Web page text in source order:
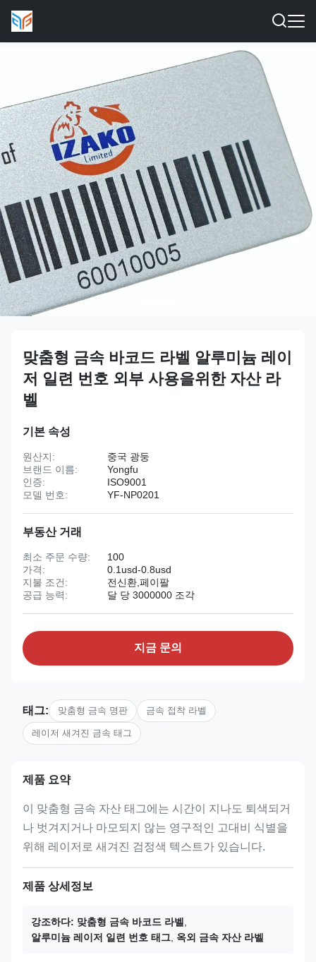
맞춤형 금속 바코드 라벨 알루미늄 레이
저 일련 번호 외부 사용을위한 자산 라
벨
기본 속성
원산지:
중국 광둥
브랜드 이름:
Yongfu
인증:
ISO9001
모델 번호:
YF-NP0201
부동산 거래
최소 주문 수량:
100
가격:
0.1usd-0.8usd
지불 조건:
전신환,페이팔
공급 능력:
달 당 3000000 조각
지금 문의
태그: 맞춤형 금속 명판 금속 접착 라벨
레이저 새겨진 금속 태그
제품 요약
이 맞춤형 금속 자산 태그에는 시간이 지나도 퇴색되거
나 벗겨지거나 마모되지 않는 영구적인 고대비 식별을
위해 레이저로 새겨진 검정색 텍스트가 있습니다.
제품 상세정보
강조하다: 맞춤형 금속 바코드 라벨
알루미늄 레이저 일련 번호 태그 옥외 금속 자산 라벨